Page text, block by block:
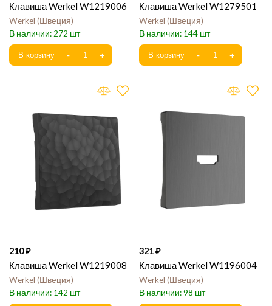
Клавиша Werkel W1219006
Werkel Швеция
272
Клавиша Werkel W1279501
Werkel Швеция
144
210
Клавиша Werkel W1219008
Werkel Швеция
142
321
Клавиша Werkel W1196004
Werkel Швеция
98